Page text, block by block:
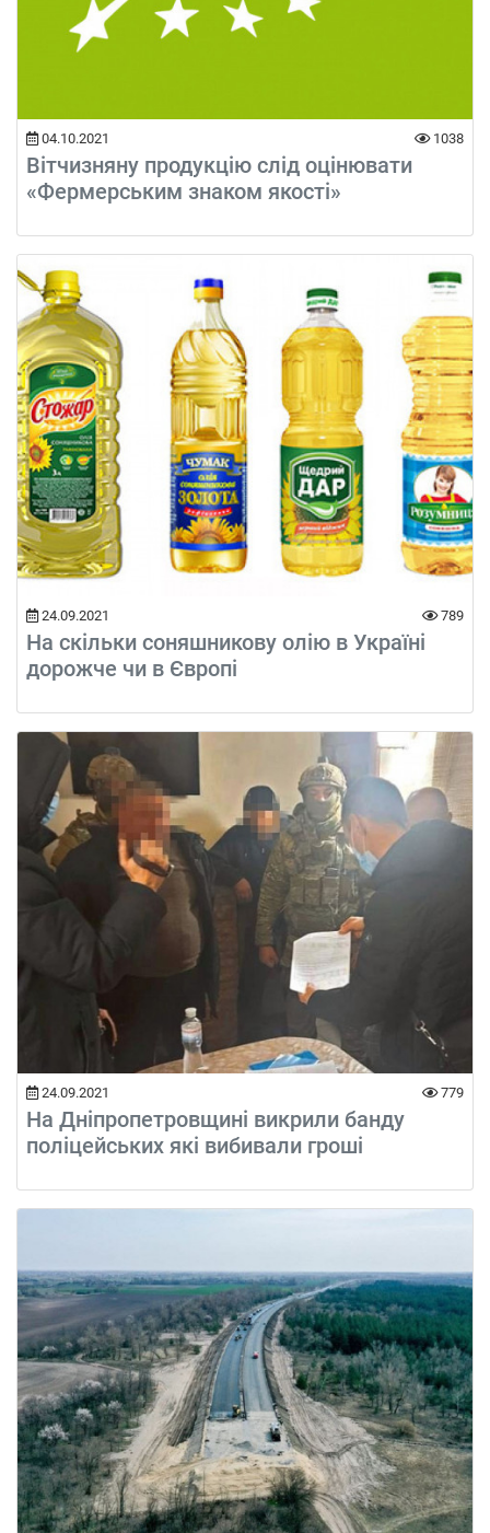
04.10.2021 1038
Вітчизняну продукцію слід оцінювати
«Фермерським знаком якості»
24.09.2021 789
На скільки соняшникову олію в Україні
дорожче чи в Європі
24.09.2021 779
На Дніпропетровщині викрили банду
поліцейських які вибивали гроші